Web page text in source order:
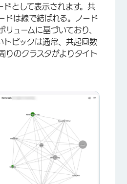
ドとして表示されます。共
ドは線で結ばれる。ノード
リュームに基づいており、
トピックは通常、共起回数
りのクラスタがよりタイト